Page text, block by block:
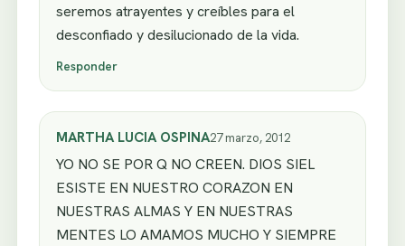
seremos atrayentes y creíbles para el
desconfiado y desilucionado de la vida.
Responder
MARTHA LUCIA OSPINA27 marzo, 2012
YO NO SE POR Q NO CREEN. DIOS SIEL
ESISTE EN NUESTRO CORAZON EN
NUESTRAS ALMAS Y EN NUESTRAS
MENTES LO AMAMOS MUCHO Y SIEMPRE